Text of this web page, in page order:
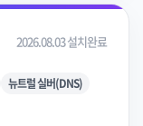
2026.08.03 설치완료
뉴트럴 실버(DNS)